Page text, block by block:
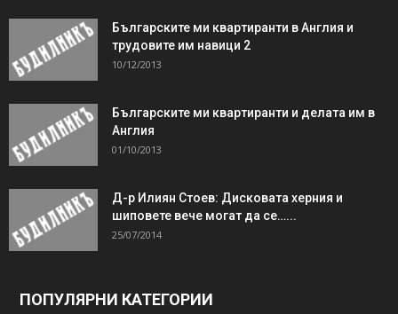
Българските ми квартиранти в Англия и
трудовите им навици 2
10/12/2013
Българските ми квартиранти и делата им в
Англия
01/10/2013
Д-р Илиян Стоев: Дисковата херния и
шиповете вече могат да се…...
25/07/2014
ПОПУЛЯРНИ КАТЕГОРИИ